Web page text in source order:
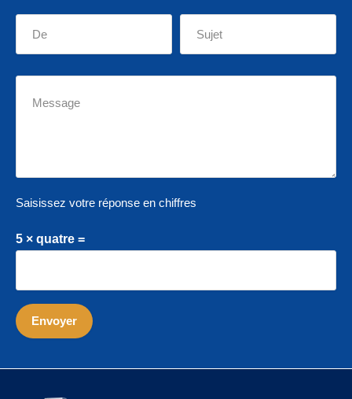
Saisissez votre réponse en chiffres
5 × quatre =